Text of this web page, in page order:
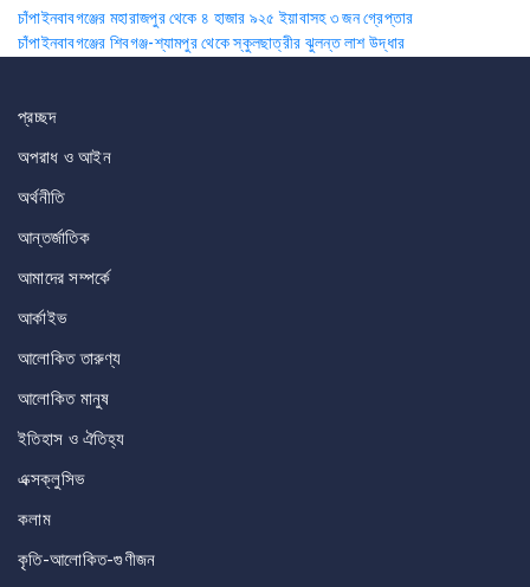
Post
navigation
চাঁপাইনবাবগঞ্জের মহারাজপুর থেকে ৪ হাজার ৯২৫ ইয়াবাসহ ৩ জন গ্রেপ্তার
চাঁপাইনবাবগঞ্জের শিবগঞ্জ-শ্যামপুর থেকে স্কুলছাত্রীর ঝুলন্ত লাশ উদ্ধার
প্রচ্ছদ
অপরাধ ও আইন
অর্থনীতি
আন্তর্জাতিক
আমাদের সম্পর্কে
আর্কাইভ
আলোকিত তারুণ্য
আলোকিত মানুষ
ইতিহাস ও ঐতিহ্য
এক্সক্লুসিভ
কলাম
কৃতি-আলোকিত-গুণীজন